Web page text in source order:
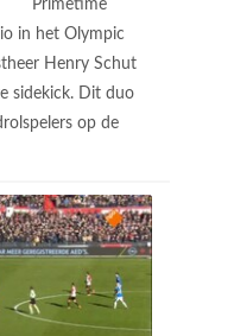
Primetime
in het Olympic
Henry Schut
sidekick. Dit duo
op de